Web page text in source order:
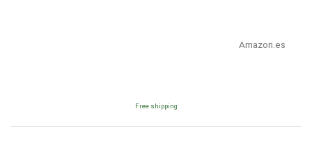
Amazon.es
Free shipping